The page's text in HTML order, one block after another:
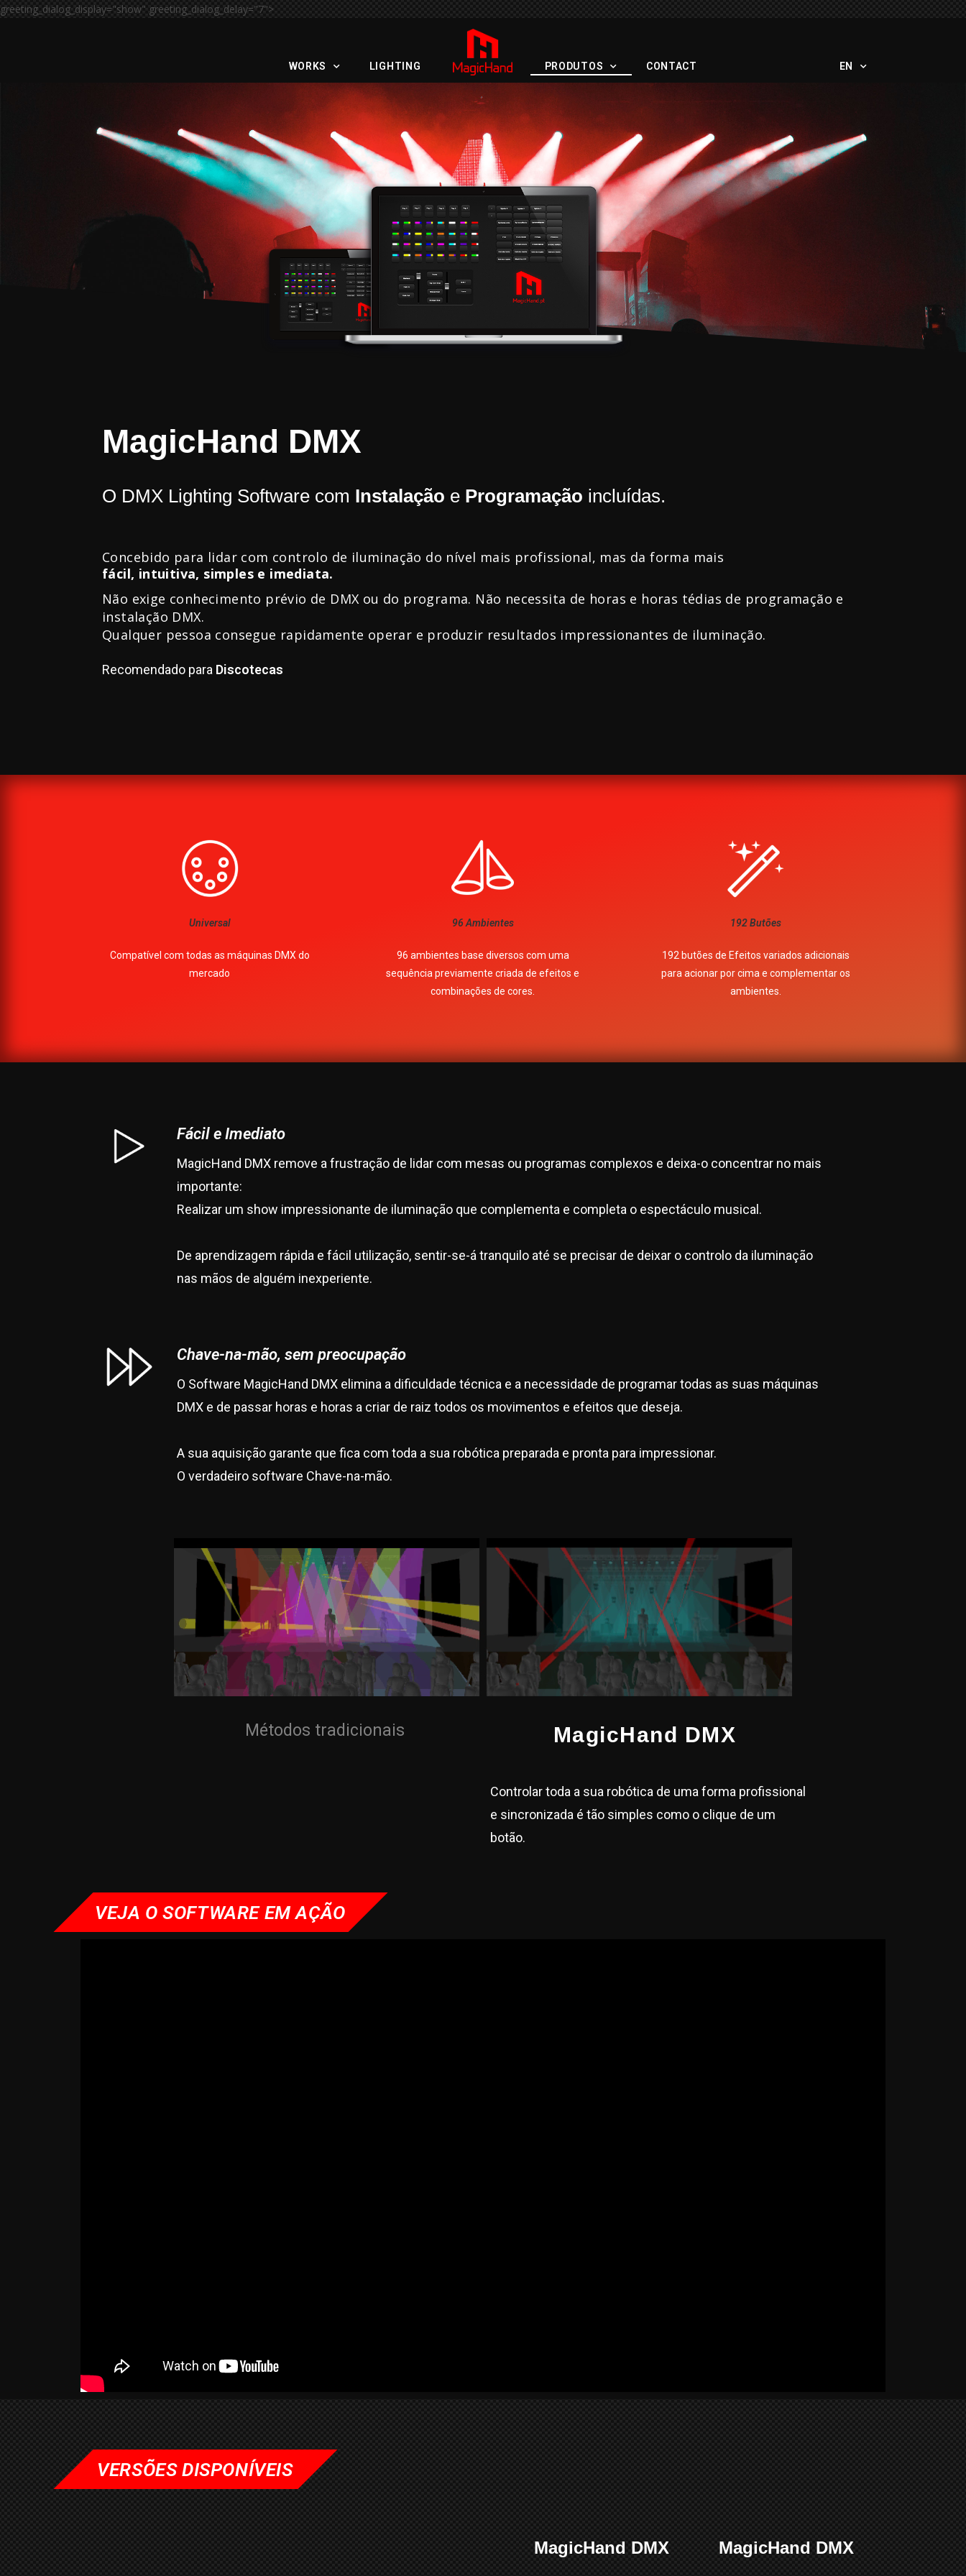
greeting_dialog_display="show" greeting_dialog_delay="7">
WORKS LIGHTING PRODUTOS CONTACT EN
MagicHand DMX
O DMX Lighting Software com Instalação e Programação incluídas.
Concebido para lidar com controlo de iluminação do nível mais profissional, mas da forma mais
fácil, intuitiva, simples e imediata.
Não exige conhecimento prévio de DMX ou do programa. Não necessita de horas e horas tédias de programação e
instalação DMX.
Qualquer pessoa consegue rapidamente operar e produzir resultados impressionantes de iluminação.
Recomendado para DJs
Universal
Compatível com todas as máquinas DMX do
mercado
Moving heads, Focos LED, Máquinas de fumo,
Paineis LED/Video Wall, Dimmers, etc..
96 Ambientes
96 ambientes base diversos com uma
sequência previamente criada de efeitos e
combinações de cores.
192 Butões
192 butões de Efeitos variados adicionais
para acionar por cima e complementar os
ambientes.
Efeitos como; Strobes, Blackout, posições
ou tablet ligados por wireless ou qualquer tipo
Fácil e Imediato
MagicHand DMX remove a frustração de lidar com mesas ou programas complexos e deixa-o concentrar no mais
importante:
Realizar um show impressionante de iluminação que complementa e completa o espectáculo musical.
De aprendizagem rápida e fácil utilização, sentir-se-á tranquilo até se precisar de deixar o controlo da iluminação
nas mãos de alguém inexperiente.
Chave-na-mão, sem preocupação
O Software MagicHand DMX elimina a dificuldade técnica e a necessidade de programar todas as suas máquinas
DMX e de passar horas e horas a criar de raiz todos os movimentos e efeitos que deseja.
A sua aquisição garante que fica com toda a sua robótica preparada e pronta para impressionar.
O verdadeiro software Chave-na-mão.
Métodos tradicionais MagicHand DMX
Controlar toda a sua robótica de uma forma profissional
e sincronizada é tão simples como o clique de um
botão.
VEJA O SOFTWARE EM AÇÃO
VERSÕES DISPONÍVEIS
MagicHand DMX MagicHand DMX